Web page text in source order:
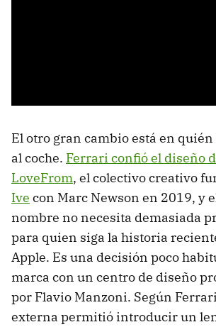
El otro gran cambio está en
al coche. Ferrari confió el diseño
LoveFrom, el colectivo creativo
Ive con Marc Newson en 2019, y
nombre no necesita demasiada
para quien siga la historia
Apple. Es una decisión poco
marca con un centro de diseño
por Flavio Manzoni. Según
externa permitió introducir un